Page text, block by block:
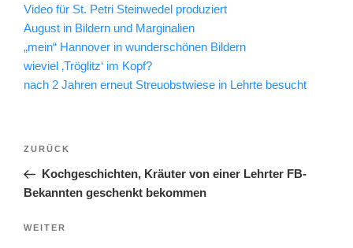
Video für St. Petri Steinwedel produziert
August in Bildern und Marginalien
„mein“ Hannover in wunderschönen Bildern
wieviel ‚Tröglitz‘ im Kopf?
nach 2 Jahren erneut Streuobstwiese in Lehrte besucht
Beitragsnavigation
Vorheriger
Beitrag
ZURÜCK
Kochgeschichten, Kräuter von einer Lehrter FB-
Bekannten geschenkt bekommen
Nächster
WEITER